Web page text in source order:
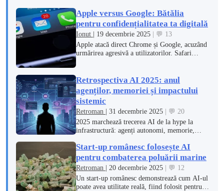
Apple versus Google: Bătălia
pentru confidențialitatea ta digitală
Ionut | 19 decembrie 2025
| 💬 13
Apple atacă direct Chrome și Google, acuzând
urmărirea agresivă a utilizatorilor. Safari
Retrospectiva AI 2025: anul
agenților, memoriei și impactului
sistemic
Retroman | 31 decembrie 2025
| 💬 20
2025 marchează trecerea AI de la hype la
infrastructură: agenți autonomi, memorie,
precedent.
Start-up românesc folosește AI
pentru combaterea poluării marine
Retroman | 20 decembrie 2025
| 💬 12
Un start-up românesc demonstrează cum AI-ul
poate avea utilitate reală, fiind folosit pentru